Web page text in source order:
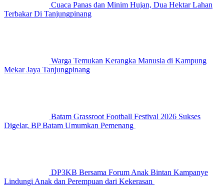
Cuaca Panas dan Minim Hujan, Dua Hektar Lahan
Terbakar Di Tanjungpinang
Warga Temukan Kerangka Manusia di Kampung
Mekar Jaya Tanjungpinang
Batam Grassroot Football Festival 2026 Sukses
Digelar, BP Batam Umumkan Pemenang
DP3KB Bersama Forum Anak Bintan Kampanye
Lindungi Anak dan Perempuan dari Kekerasan